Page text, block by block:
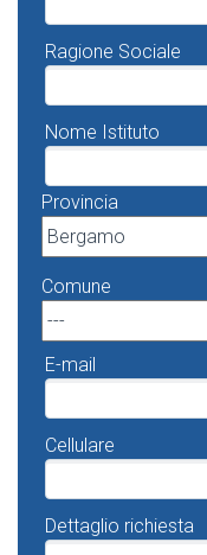
Ragione Sociale
Nome Istituto
Provincia
Comune
E-mail
Cellulare
Dettaglio richiesta